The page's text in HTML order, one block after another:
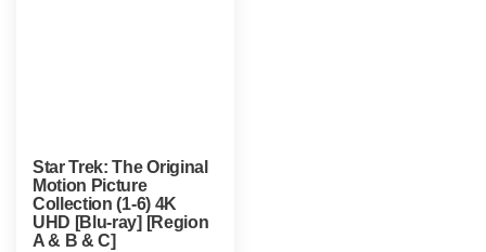
Star Trek: The Original
Motion Picture
Collection (1-6) 4K
UHD [Blu-ray] [Region
A & B & C]